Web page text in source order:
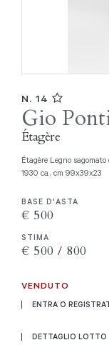
N. 14
Gio
Étagère
Étagère Legno sagomato e impiallacciato. Prod. Domus Nova per La Rinascente,
1930 ca., cm 99x39x23
BASE D'ASTA
€ 500
STIMA
€ 500 / 800
VENDUTO
ENTRA O
DETTAGLIO LOTTO